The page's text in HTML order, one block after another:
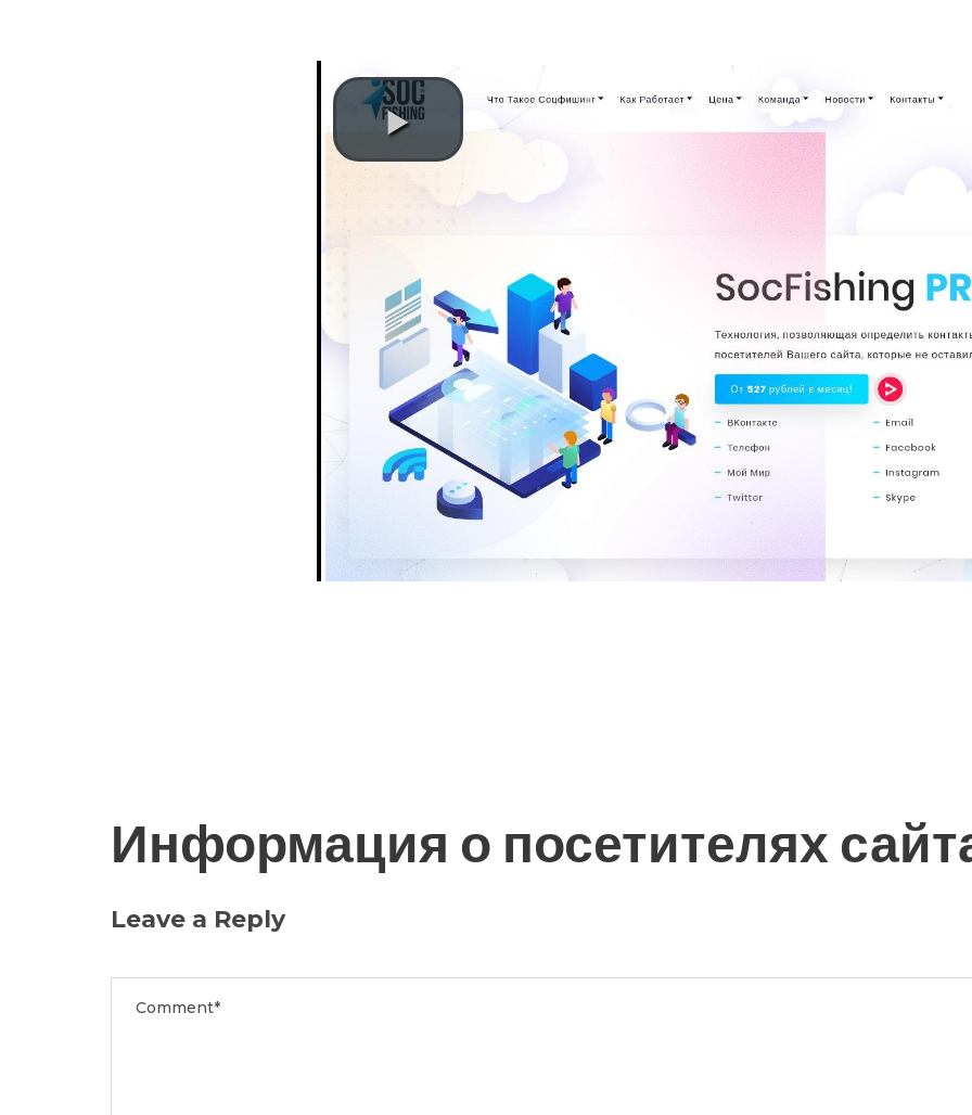
Информация о посетителях
Leave a Reply